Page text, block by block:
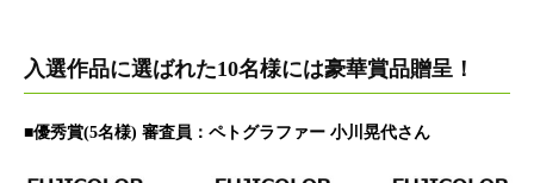
入選作品に選ばれた10名様には豪華賞品贈呈！
■優秀賞(5名様) 審査員：ペトグラファー 小川晃代さん